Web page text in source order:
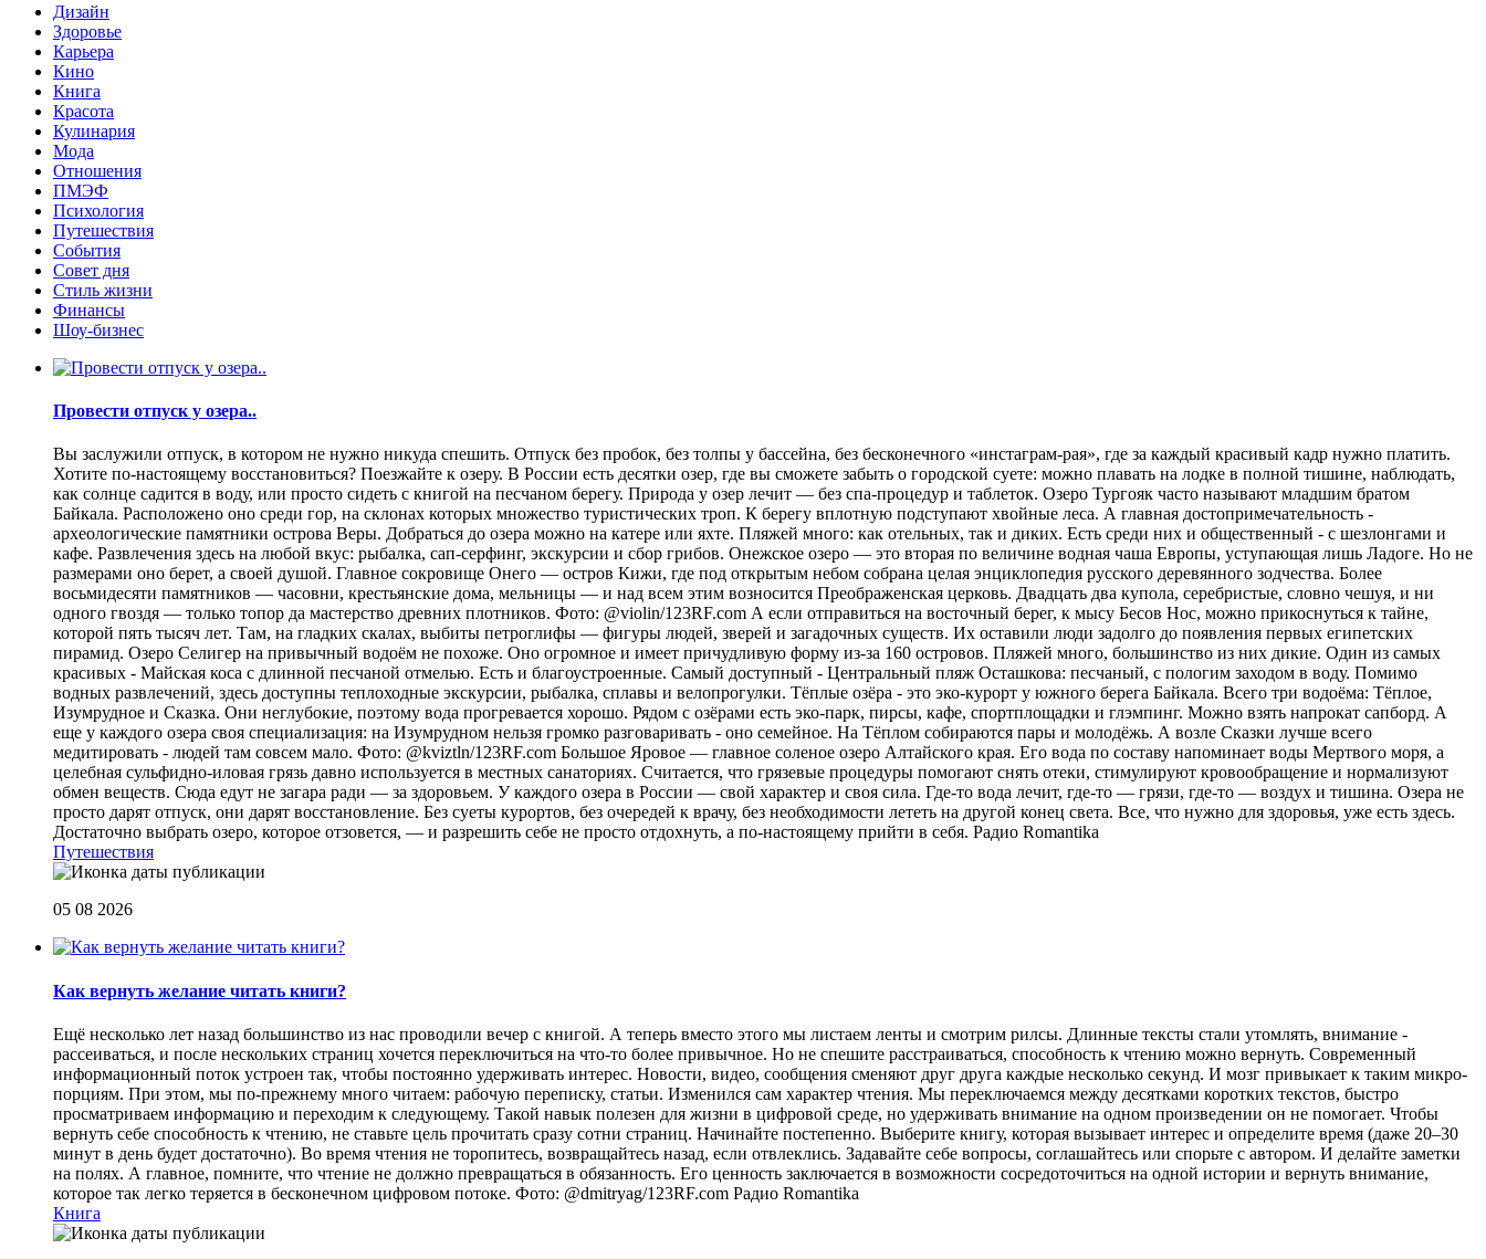
Дизайн
Здоровье
Карьера
Кино
Книга
Красота
Кулинария
Мода
Отношения
ПМЭФ
Психология
Путешествия
События
Совет дня
Стиль жизни
Финансы
Шоу-бизнес
Провести отпуск у озера..
Вы заслужили отпуск, в котором не нужно никуда спешить. Отпуск без пробок, без толпы у бассейна, без бесконечного «инстаграм-рая», где за каждый красивый кадр нужно платить.
Хотите по-настоящему восстановиться? Поезжайте к озеру. В России есть десятки озер, где вы сможете забыть о городской суете: можно плавать на лодке в полной тишине, наблюдать,
как солнце садится в воду, или просто сидеть с книгой на песчаном берегу. Природа у озер лечит — без спа-процедур и таблеток. Озеро Тургояк часто называют младшим братом
Байкала. Расположено оно среди гор, на склонах которых множество туристических троп. К берегу вплотную подступают хвойные леса. А главная достопримечательность -
археологические памятники острова Веры. Добраться до озера можно на катере или яхте. Пляжей много: как отельных, так и диких. Есть среди них и общественный - с шезлонгами и
кафе. Развлечения здесь на любой вкус: рыбалка, сап-серфинг, экскурсии и сбор грибов. Онежское озеро — это вторая по величине водная чаша Европы, уступающая лишь Ладоге. Но не
размерами оно берет, а своей душой. Главное сокровище Онего — остров Кижи, где под открытым небом собрана целая энциклопедия русского деревянного зодчества. Более
восьмидесяти памятников — часовни, крестьянские дома, мельницы — и над всем этим возносится Преображенская церковь. Двадцать два купола, серебристые, словно чешуя, и ни
одного гвоздя — только топор да мастерство древних плотников. Фото: @violin/123RF.com А если отправиться на восточный берег, к мысу Бесов Нос, можно прикоснуться к тайне,
которой пять тысяч лет. Там, на гладких скалах, выбиты петроглифы — фигуры людей, зверей и загадочных существ. Их оставили люди задолго до появления первых египетских
пирамид. Озеро Селигер на привычный водоём не похоже. Оно огромное и имеет причудливую форму из-за 160 островов. Пляжей много, большинство из них дикие. Один из самых
красивых - Майская коса с длинной песчаной отмелью. Есть и благоустроенные. Самый доступный - Центральный пляж Осташкова: песчаный, с пологим заходом в воду. Помимо
водных развлечений, здесь доступны теплоходные экскурсии, рыбалка, сплавы и велопрогулки. Тёплые озёра - это эко-курорт у южного берега Байкала. Всего три водоёма: Тёплое,
Изумрудное и Сказка. Они неглубокие, поэтому вода прогревается хорошо. Рядом с озёрами есть эко-парк, пирсы, кафе, спортплощадки и глэмпинг. Можно взять напрокат сапборд. А
еще у каждого озера своя специализация: на Изумрудном нельзя громко разговаривать - оно семейное. На Тёплом собираются пары и молодёжь. А возле Сказки лучше всего
медитировать - людей там совсем мало. Фото: @kviztln/123RF.com Большое Яровое — главное соленое озеро Алтайского края. Его вода по составу напоминает воды Мертвого моря, а
целебная сульфидно-иловая грязь давно используется в местных санаториях. Считается, что грязевые процедуры помогают снять отеки, стимулируют кровообращение и нормализуют
обмен веществ. Сюда едут не загара ради — за здоровьем. У каждого озера в России — свой характер и своя сила. Где-то вода лечит, где-то — грязи, где-то — воздух и тишина. Озера не
просто дарят отпуск, они дарят восстановление. Без суеты курортов, без очередей к врачу, без необходимости лететь на другой конец света. Все, что нужно для здоровья, уже есть здесь.
Достаточно выбрать озеро, которое отзовется, — и разрешить себе не просто отдохнуть, а по-настоящему прийти в себя. Радио Romantika
Путешествия
05 08 2026
Как вернуть желание читать книги?
Eщё несколько лет назад большинство из нас проводили вечер с книгой. А теперь вместо этого мы листаем ленты и смотрим рилсы. Длинные тексты стали утомлять, внимание -
рассеиваться, и после нескольких страниц хочется переключиться на что-то более привычное. Но не спешите расстраиваться, способность к чтению можно вернуть. Современный
информационный поток устроен так, чтобы постоянно удерживать интерес. Новости, видео, сообщения сменяют друг друга каждые несколько секунд. И мозг привыкает к таким микро-
порциям. При этом, мы по-прежнему много читаем: рабочую переписку, статьи. Изменился сам характер чтения. Мы переключаемся между десятками коротких текстов, быстро
просматриваем информацию и переходим к следующему. Такой навык полезен для жизни в цифровой среде, но удерживать внимание на одном произведении он не помогает. Чтобы
вернуть себе способность к чтению, не ставьте цель прочитать сразу сотни страниц. Начинайте постепенно. Выберите книгу, которая вызывает интерес и определите время (даже 20–30
минут в день будет достаточно). Во время чтения не торопитесь, возвращайтесь назад, если отвлеклись. Задавайте себе вопросы, соглашайтесь или спорьте с автором. И делайте заметки
на полях. А главное, помните, что чтение не должно превращаться в обязанность. Его ценность заключается в возможности сосредоточиться на одной истории и вернуть внимание,
которое так легко теряется в бесконечном цифровом потоке. Фото: @dmitryag/123RF.com Радио Romantika
Книга